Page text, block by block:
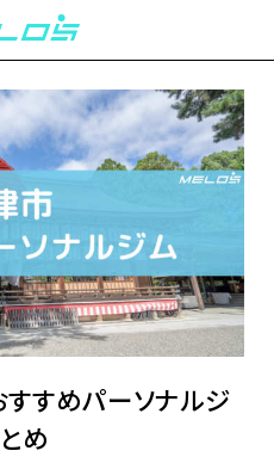
すすめパーソナルジ
め